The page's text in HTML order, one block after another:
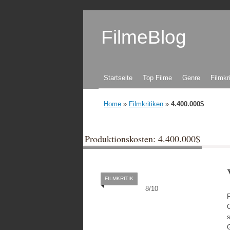
FilmeBlog
Zum Inhalt springen
Startseite Top Filme Genre
Home » Filmkritiken » 4.400.000$
Produktionskosten: 4.400.000$
8/10
FILMKRITIK